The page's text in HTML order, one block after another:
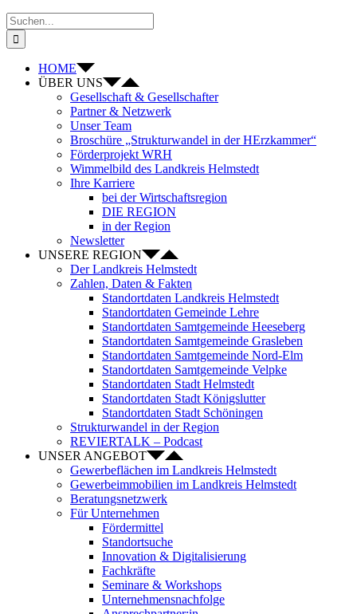
Suche
nach:
HOME
ÜBER UNS
Gesellschaft & Gesellschafter
Partner & Netzwerk
Unser Team
Broschüre „Strukturwandel in der HErzkammer“
Förderprojekt WRH
Wimmelbild des Landkreis Helmstedt
Ihre Karriere
bei der Wirtschaftsregion
DIE REGION
in der Region
Newsletter
UNSERE REGION
Der Landkreis Helmstedt
Zahlen, Daten & Fakten
Standortdaten Landkreis Helmstedt
Standortdaten Gemeinde Lehre
Standortdaten Samtgemeinde Heeseberg
Standortdaten Samtgemeinde Grasleben
Standortdaten Samtgemeinde Nord-Elm
Standortdaten Samtgemeinde Velpke
Standortdaten Stadt Helmstedt
Standortdaten Stadt Königslutter
Standortdaten Stadt Schöningen
Strukturwandel in der Region
REVIERTALK – Podcast
UNSER ANGEBOT
Gewerbeflächen im Landkreis Helmstedt
Gewerbeimmobilien im Landkreis Helmstedt
Beratungsnetzwerk
Für Unternehmen
Fördermittel
Standortsuche
Innovation & Digitalisierung
Fachkräfte
Seminare & Workshops
Unternehmensnachfolge